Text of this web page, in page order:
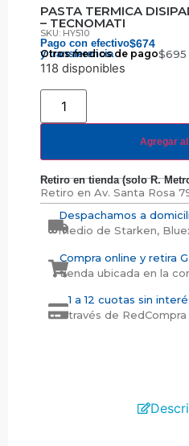
PASTA TERMICA
– TECNOMATI
SKU: HY510
Pago con efectivo
y transferencia
$674
Otros medios de pago$695
118 disponibles
Agregar
Retiro en tienda (solo R.
Retiro en Av. Santa Rosa
Despachamos a
medio de Starken,
Compra online y retira
tienda ubicada en la
1 a 12 cuotas sin
través de RedCompra